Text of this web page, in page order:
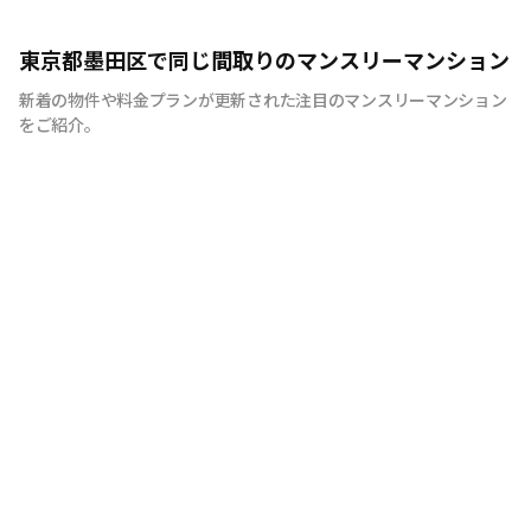
意味ある新産業を創り続ける
東京都墨田区で同じ間取りのマンスリーマンション
新着の物件や料金プランが更新された注目のマンスリーマンション
をご紹介。